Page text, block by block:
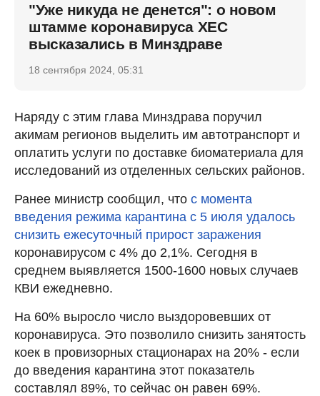
"Уже никуда не денется": о новом
штамме коронавируса ХЕС
высказались в Минздраве
18 сентября 2024, 05:31
Наряду с этим глава Минздрава поручил
акимам регионов выделить им автотранспорт и
оплатить услуги по доставке биоматериала для
исследований из отделенных сельских районов.
Ранее министр сообщил, что с момента
введения режима карантина с 5 июля удалось
снизить ежесуточный прирост заражения
коронавирусом с 4% до 2,1%. Сегодня в
среднем выявляется 1500-1600 новых случаев
КВИ ежедневно.
На 60% выросло число выздоровевших от
коронавируса. Это позволило снизить занятость
коек в провизорных стационарах на 20% - если
до введения карантина этот показатель
составлял 89%, то сейчас он равен 69%.